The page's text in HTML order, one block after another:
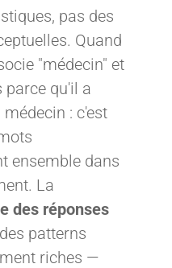
pas des
Quand
"médecin" et
parce qu'il a
: c'est
ensemble dans
La
des réponses
patterns
riches —